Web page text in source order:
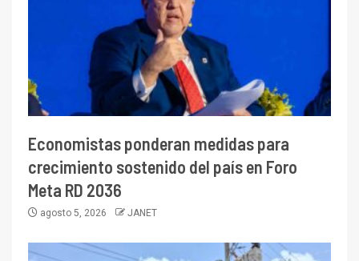
Economistas ponderan medidas para
crecimiento sostenido del país en Foro
Meta RD 2036
agosto 5, 2026 JANET